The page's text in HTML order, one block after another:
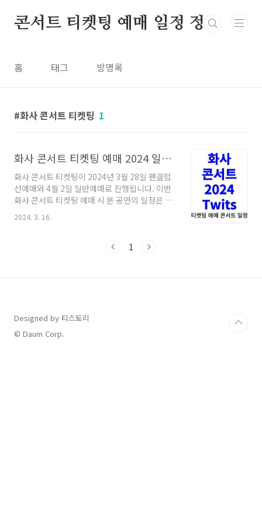
콘서트 티켓팅 예매 일정 정보
홈 태그 방명록
화사 콘서트 티켓팅 1
화사 콘서트 티켓팅 예매 2024 일정 Twits 자세히 알아보기!
화사 콘서트 티켓팅이 2024년 3월 28일 팬클럽
선예매와 4월 2일 일반예매로 진행됩니다. 이번
화사 콘서트 티켓팅 예매 시 본 공연의 일정은 4
월 20일에 진행되며 일반예매는 팬클럽 선예매
진행 후 잔여석에 한하여 진행하기 때문에 미리
의 예매처와 가격 오픈일정 및 팬클럽 선예매 참
데이트 시 내용 확인하여 추가하도록 하겠습니
다. 티켓 예매 - 인터파크 티켓 단독판매 티겟 가
격 - R석: 110,000원 - S석: 99,000원 팬클럽..
2024. 3. 16.
1
Designed by 티스토리
© Daum Corp.